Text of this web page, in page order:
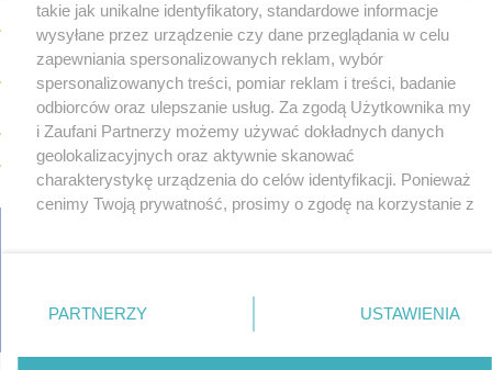
08-05 Hala się zmienia. Remont, nowe nagłośnienie, a przed
wejściem stanie QEMETICA ARENA TYLKO U NAS
19 września pierwszy ligowy mecz Noteci. Znamy cały
terminarz
08-05 Po rezygnacji z tej inwestycji miasto wraca do tematu
08-04 Reklamy w centrum. Jego zdaniem Marcin Wroński jest w
błędzie [akt.]
08-04 Duże utrudnienia na Dworcowej. Dwa pasy blokowała
Kolizja na Rąbinie. Policja szuka kierowcy Golfa
08-04 91-latek chciał pomnożyć oszczędności. Stracił ponad 10 tys.
reklamacje
gowork.pl
takie jak unikalne identyfikatory, standardowe informacje
wysyłane przez urządzenie czy dane przeglądania w celu
zapewniania spersonalizowanych reklam, wybór
spersonalizowanych treści, pomiar reklam i treści, badanie
odbiorców oraz ulepszanie usług. Za zgodą Użytkownika my
i Zaufani Partnerzy możemy używać dokładnych danych
geolokalizacyjnych oraz aktywnie skanować
charakterystykę urządzenia do celów identyfikacji. Ponieważ
cenimy Twoją prywatność, prosimy o zgodę na korzystanie z
. Niektóre rodzaje przetwarzania
danych nie wymagają zgody użytkownika, ale masz prawo
PARTNERZY USTAWIENIA